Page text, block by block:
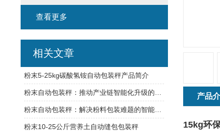
产品
15kg环
查看更多
相关文章
粉末5-25kg碳酸氢铵自动包装秤产品简介
粉末10-25公斤营养土自动缝包包装秤